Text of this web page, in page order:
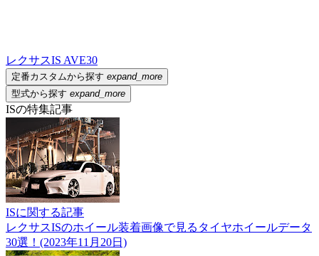
レクサスIS AVE30
定番カスタムから探す expand_more
型式から探す expand_more
ISの特集記事
ISに関する記事
レクサスISのホイール装着画像で見るタイヤホイールデータ
30選！(2023年11月20日)